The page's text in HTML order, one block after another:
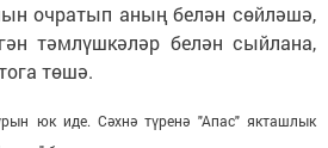
очратып аның белән сөйләшә,
тәмлүшкәләр белән сыйлана,
төшә.
юк иде. Сәхнә түренә "Апас" якташлык